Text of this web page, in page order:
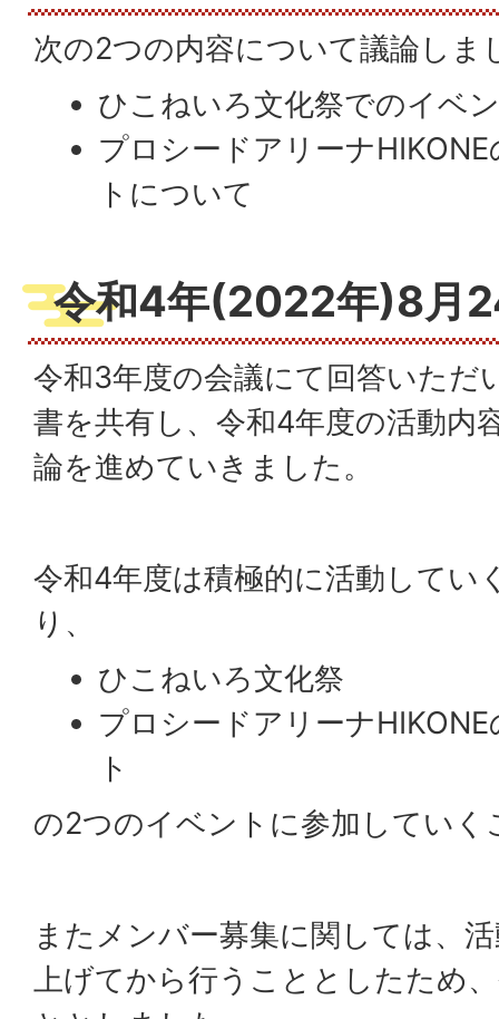
次の2つの内容について議論しま
ひこねいろ文化祭でのイベ
プロシードアリーナ
トについて
令和4年(2022年)8月
令和3年度の会議にて回答いただ
書を共有し、令和4年度の活動内
論を進めていきました。
令和4年度は積極的に活動してい
り、
ひこねいろ文化祭
プロシードアリーナ
ト
の2つのイベントに参加してい
またメンバー募集に関しては、
上げてから行うこととしたため